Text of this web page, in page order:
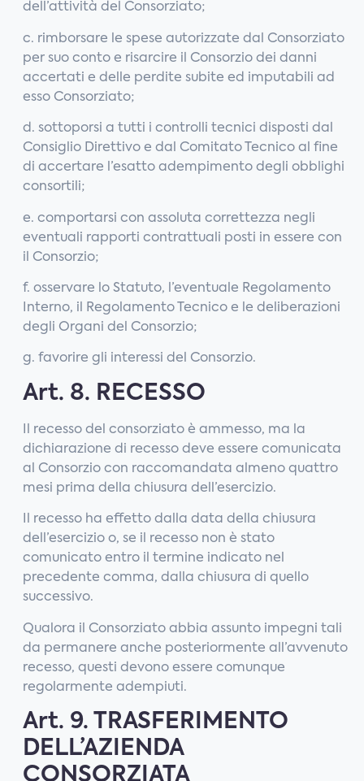
dell’attività del Consorziato;
c. rimborsare le spese autorizzate dal Consorziato
per suo conto e risarcire il Consorzio dei danni
accertati e delle perdite subite ed imputabili ad
esso Consorziato;
d. sottoporsi a tutti i controlli tecnici disposti dal
Consiglio Direttivo e dal Comitato Tecnico al fine
di accertare l’esatto adempimento degli obblighi
consortili;
e. comportarsi con assoluta correttezza negli
eventuali rapporti contrattuali posti in essere con
il Consorzio;
f. osservare lo Statuto, l’eventuale Regolamento
Interno, il Regolamento Tecnico e le deliberazioni
degli Organi del Consorzio;
g. favorire gli interessi del Consorzio.
Art. 8. RECESSO
Il recesso del consorziato è ammesso, ma la
dichiarazione di recesso deve essere comunicata
al Consorzio con raccomandata almeno quattro
mesi prima della chiusura dell’esercizio.
Il recesso ha effetto dalla data della chiusura
dell’esercizio o, se il recesso non è stato
comunicato entro il termine indicato nel
precedente comma, dalla chiusura di quello
successivo.
Qualora il Consorziato abbia assunto impegni tali
da permanere anche posteriormente all’avvenuto
recesso, questi devono essere comunque
regolarmente adempiuti.
Art. 9. TRASFERIMENTO
DELL’AZIENDA
CONSORZIATA